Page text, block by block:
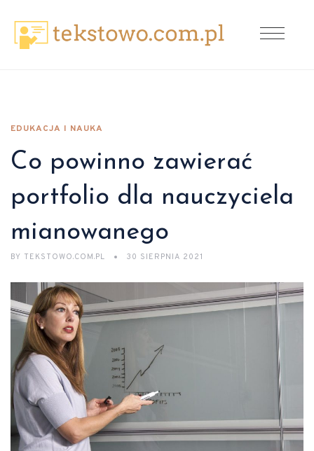
EDUKACJA I NAUKA
Co powinno zawierać
portfolio dla nauczyciela
mianowanego
BY TEKSTOWO.COM.PL 30 SIERPNIA 2021